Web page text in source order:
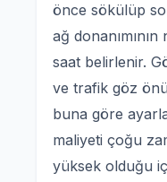
önce sökülüp
ağ
saat belirlenir.
ve trafik göz
buna göre
maliyeti çoğu
yüksek olduğu